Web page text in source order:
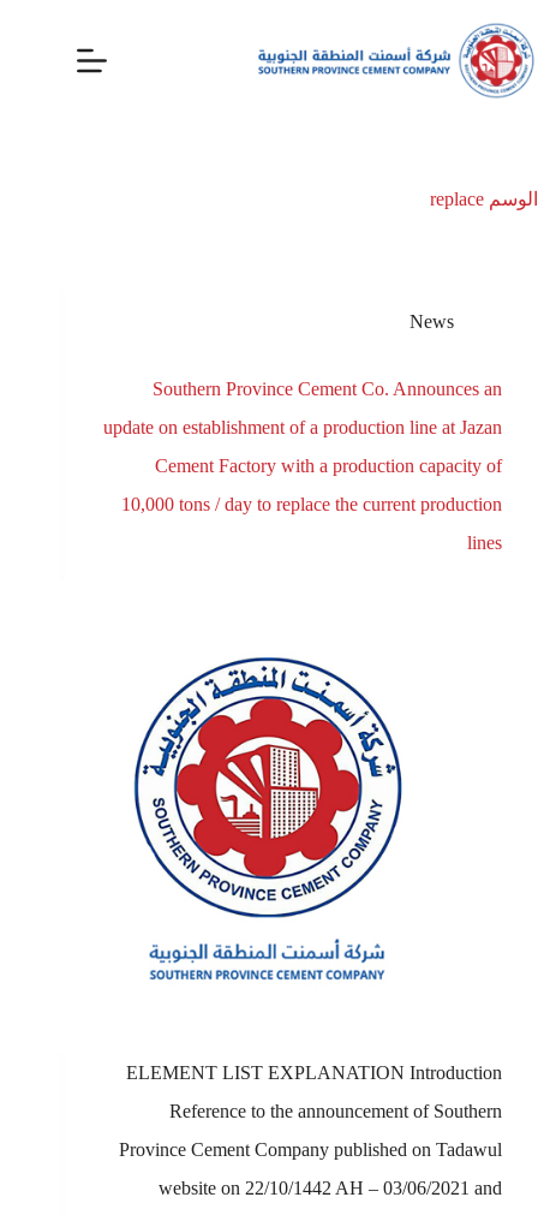
الوسم
News
Southern Province Cement Co. Announces an
update on establishment of a production line at Jazan
Cement Factory with a production capacity of
10,000 tons / day to replace the current production
lines
ELEMENT LIST EXPLANATION Introduction
Reference to the announcement of Southern
Province Cement Company published on Tadawul
website on 22/10/1442 AH – 03/06/2021 and